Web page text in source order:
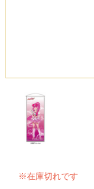
※在庫切れです